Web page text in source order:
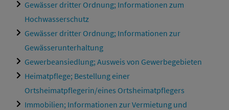
Gewässer dritter Ordnung; Informationen zum
Hochwasserschutz
Gewässer dritter Ordnung; Informationen zur
Gewässerunterhaltung
Gewerbeansiedlung; Ausweis von Gewerbegebieten
Heimatpflege; Bestellung einer
Ortsheimatpflegerin/eines Ortsheimatpflegers
Immobilien; Informationen zur Vermietung und